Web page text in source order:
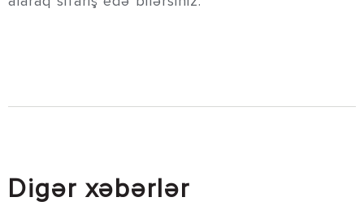
Digər xəbərlər